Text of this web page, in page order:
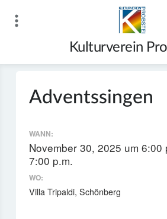
Inhalt
Kulturverein
Adventssingen
WANN:
November 30, 2025 um 6:00
7:00 p.m.
WO:
Villa Tripaldi, Schönberg